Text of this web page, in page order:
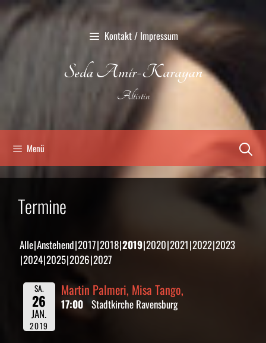
Zum
Inhalt
springen
Kontakt / Impressum
Seda Amir-Karayan
Altistin
Menü
Termine
Alle Anstehend 2017 2018 2019 2020 2021 2022 2023
2024 2025 2026 2027
SA.
26
JAN.
2019
Martin Palmeri, Misa Tango,
17:00 Stadtkirche Ravensburg